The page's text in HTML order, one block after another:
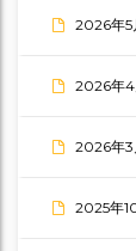
2026年5
2026年4
2026年3
2025年